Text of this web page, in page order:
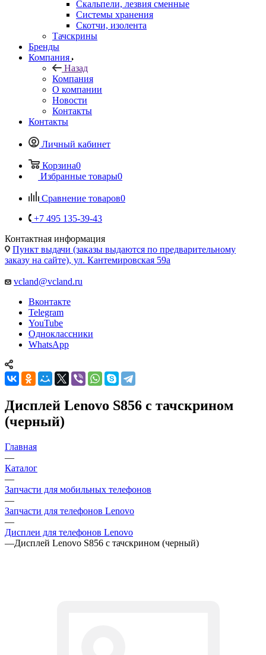
Компания
Назад
Компания
О компании
Новости
Контакты
Контакты
Личный кабинет
Корзина0
Избранные товары
Сравнение товаров
+7 495 135-39-43
Пункт выдачи (заказы выдаются по предварительному
Вконтакте
Telegram
Одноклассники
Дисплей Lenovo S856 с тачскрином
(черный)
—
Каталог
—
—
Запчасти для телефонов Lenovo
—
Дисплеи для телефонов Lenovo
—Дисплей Lenovo S856 с тачскрином (черный)